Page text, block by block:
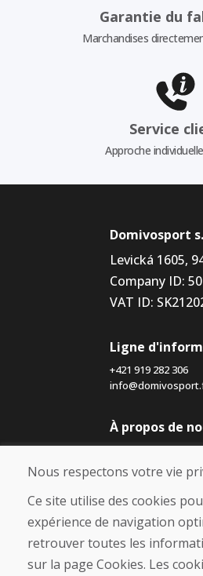
Garantie du
Marchandises
Service
Approche
Domivosport
Levická 1605,
Company ID:
VAT ID:
Ligne
+421 919 282 306
À propos de
Blog
À propos de nous
Boutique
Contact
Achat
Boutique en ligne
Nous respectons votre vie
Ce site utilise des cookies
expérience de navigation
retrouver toutes les
sur la page Cookies. Les